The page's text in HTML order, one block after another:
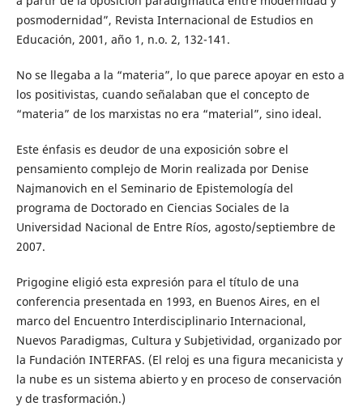
posmodernidad”, Revista Internacional de Estudios en
Educación, 2001, año 1, n.o. 2, 132-141.
No se llegaba a la “materia”, lo que parece apoyar en esto a
los positivistas, cuando señalaban que el concepto de
“materia” de los marxistas no era “material”, sino ideal.
Este énfasis es deudor de una exposición sobre el
pensamiento complejo de Morin realizada por Denise
Najmanovich en el Seminario de Epistemología del
programa de Doctorado en Ciencias Sociales de la
Universidad Nacional de Entre Ríos, agosto/septiembre de
2007.
Prigogine eligió esta expresión para el título de una
conferencia presentada en 1993, en Buenos Aires, en el
marco del Encuentro Interdisciplinario Internacional,
Nuevos Paradigmas, Cultura y Subjetividad, organizado por
la Fundación INTERFAS. (El reloj es una figura mecanicista y
la nube es un sistema abierto y en proceso de conservación
y de trasformación.)